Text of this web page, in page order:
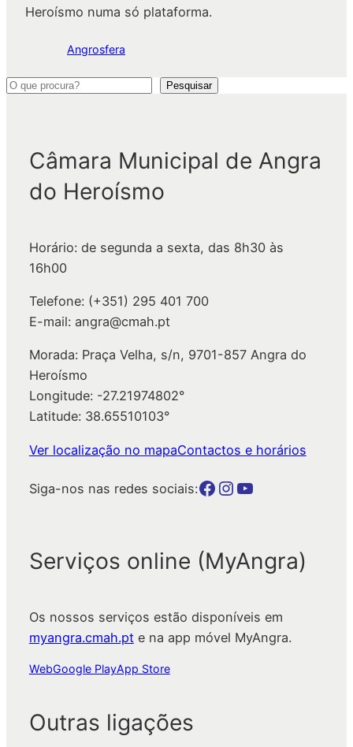
Heroísmo numa só plataforma.
Angrosfera
P
Pesquisar
Câmara Municipal de Angra
do Heroísmo
Horário: de segunda a sexta, das 8h30 às
16h00
Telefone: (+351) 295 401 700
E-mail: angra@cmah.pt
Morada: Praça Velha, s/n, 9701-857 Angra do
Heroísmo
Longitude: -27.21974802°
Latitude: 38.65510103°
Ver localização no mapaContactos e horários
Siga-nos nas redes sociais:Botão para a página da autarquia no Facebook Botão para a página da autarquia no Instagram Botão para a página da autarquia no Youtube
Serviços online (MyAngra)
Os nossos serviços estão disponíveis em
myangra.cmah.pt e na app móvel MyAngra.
WebGoogle PlayApp Store
Outras ligações